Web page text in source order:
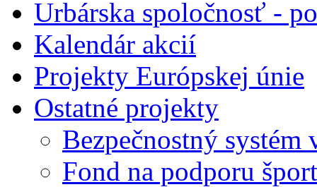
Urbárska spoločnosť -
Kalendár akcií
Projekty Európskej únie
Ostatné projekty
Bezpečnostný
Fond na podporu